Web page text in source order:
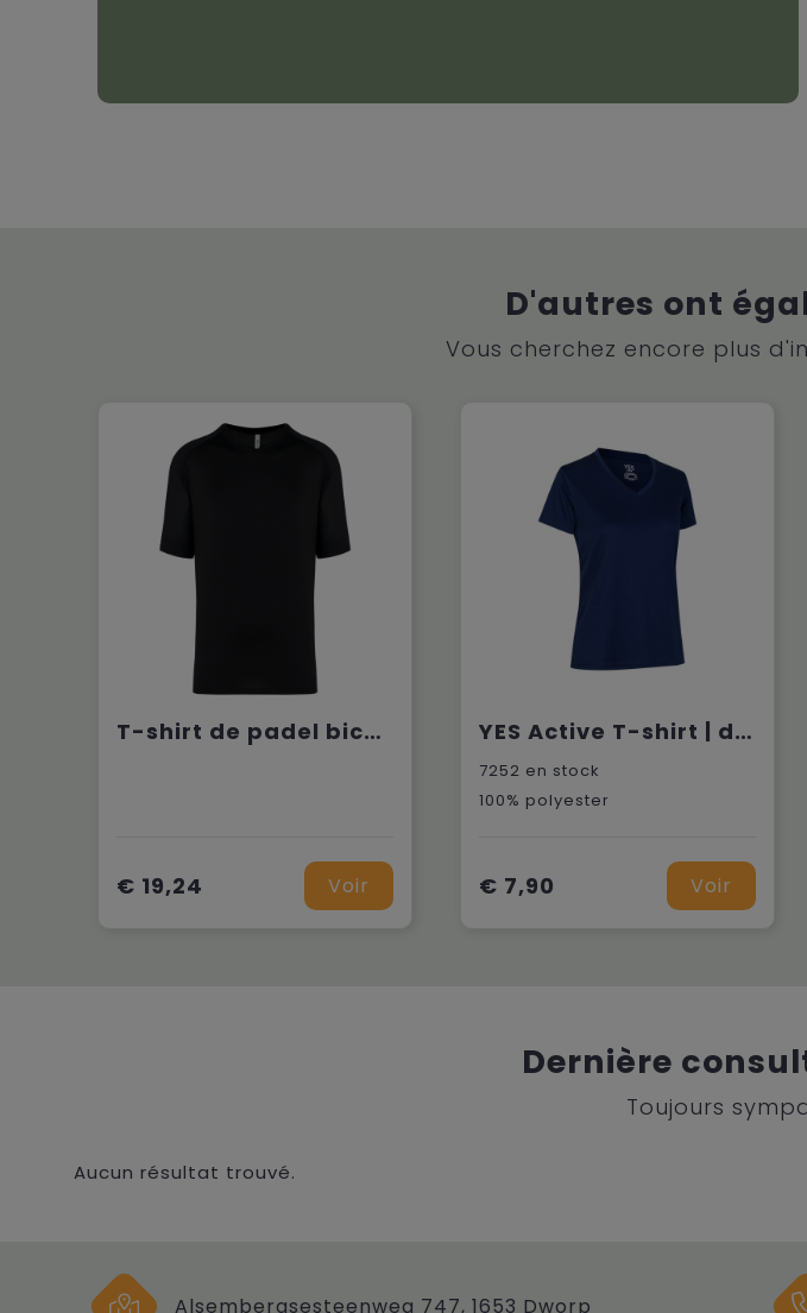
D'autres ont
Vous cherchez encore plus
T-shirt de padel bicolore à manches raglan homme
€ 19,24 Voir
YES Active T-shirt | dames
7252 en stock
100% polyester
€ 7,90 Voir
Dernière
Toujours
Aucun résultat trouvé.
Alsembergsesteenweg 747, 1653 Dworp